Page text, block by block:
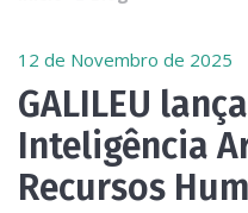
12 de Novembro de 2025
GALILEU
Inteligência
Recursos